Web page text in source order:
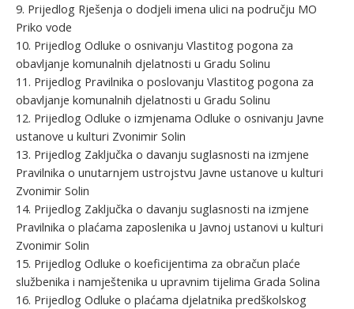
9. Prijedlog Rješenja o dodjeli imena ulici na području MO
Priko vode
10. Prijedlog Odluke o osnivanju Vlastitog pogona za
obavljanje komunalnih djelatnosti u Gradu Solinu
11. Prijedlog Pravilnika o poslovanju Vlastitog pogona za
obavljanje komunalnih djelatnosti u Gradu Solinu
12. Prijedlog Odluke o izmjenama Odluke o osnivanju Javne
ustanove u kulturi Zvonimir Solin
13. Prijedlog Zaključka o davanju suglasnosti na izmjene
Pravilnika o unutarnjem ustrojstvu Javne ustanove u kulturi
Zvonimir Solin
14. Prijedlog Zaključka o davanju suglasnosti na izmjene
Pravilnika o plaćama zaposlenika u Javnoj ustanovi u kulturi
Zvonimir Solin
15. Prijedlog Odluke o koeficijentima za obračun plaće
službenika i namještenika u upravnim tijelima Grada Solina
16. Prijedlog Odluke o plaćama djelatnika predškolskog